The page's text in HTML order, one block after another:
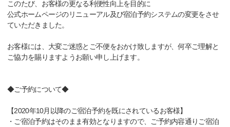
このたび、お客様の更なる利便性向上を目的に
公式ホームページのリニューアル及び宿泊予約システムの変更をさせ
ていただきました。
お客様には、大変ご迷惑とご不便をおかけ致しますが、何卒ご理解と
ご協力を賜りますようお願い申し上げます。
◆ご予約について◆
【2020年10月以降のご宿泊予約を既にされているお客様】
・ご宿泊予約はそのまま有効となりますので、ご予約内容通りご宿泊